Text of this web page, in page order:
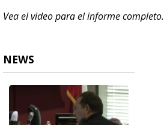
Vea el video para el informe completo.
NEWS